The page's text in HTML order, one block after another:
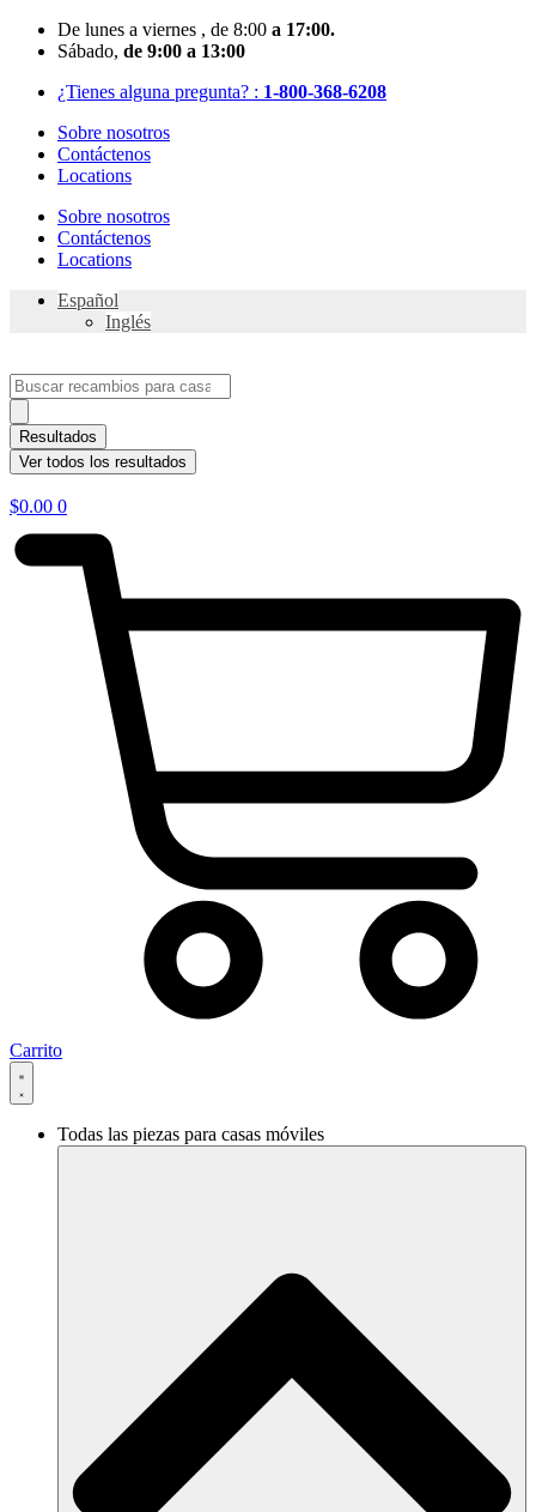
Skip
De lunes a viernes , de 8:00 a 17:00.
Sábado, de 9:00 a 13:00
¿Tienes alguna pregunta? : 1-800-368-6208
Sobre nosotros
Contáctenos
Locations
Sobre nosotros
Contáctenos
Locations
Español
Inglés
Search
...
Resultados
Ver todos los resultados
$0.00 0
Carrito
Todas las piezas para casas móviles